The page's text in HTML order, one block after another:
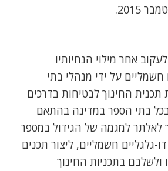
2015.
אחר מילוי הנחיותיו
חשמליים על ידי מנהלי בתי
החינוך לבטיחות בדרכים
בתי הספר במדינה בהתאם
לאלתר למגמה של הגידול במספר
גלגליים חשמליים, ליצור תכנים
ולשלבם בתכניות החינוך